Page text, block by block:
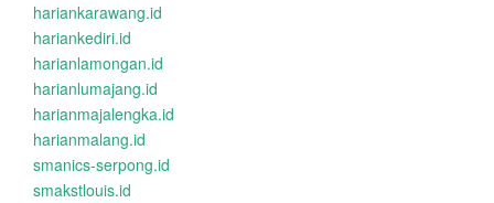
hariankarawang.id
hariankediri.id
harianlamongan.id
harianlumajang.id
harianmajalengka.id
harianmalang.id
smanics-serpong.id
smakstlouis.id